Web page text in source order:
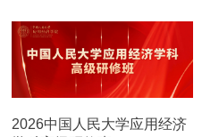
2026中国人民大学应用经济